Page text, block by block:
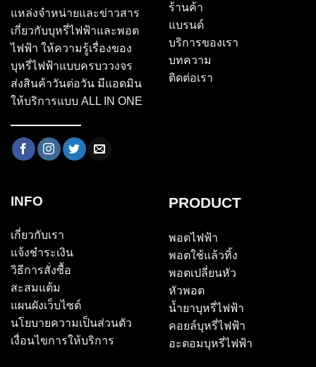
แหล่งจำหน่ายและข่าวสาร
เกี่ยวกับบุหรี่ไฟฟ้าและพอต
ไฟฟ้า ให้ความรู้เรื่องของ
บุหรี่ไฟฟ้าแบบครบววงจร
ส่งสินค้าวันต่อวัน มีแอดมิน
ให้บริการแบบ ALL IN ONE
ร้านค้า
แบรนด์
บริการของเรา
บทความ
ติดต่อเรา
INFO
เกี่ยวกับเรา
แจ้งชำระเงิน
วิธีการสั่งซื้อ
สะสมแต้ม
แผนผังเว็บไซต์
นโยบายความเป็นส่วนตัว
เงื่อนไขการให้บริการ
PRODUCT
พอตไฟฟ้า
พอตใช้แล้วทิ้ง
พอตเปลี่ยนหัว
หัวพอต
น้ำยาบุหรี่ไฟฟ้า
คอยล์บุหรี่ไฟฟ้า
อะตอมบุหรี่ไฟฟ้า